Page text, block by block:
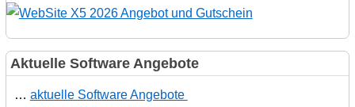
Aktuelle Software Angebote
… aktuelle Software Angebote